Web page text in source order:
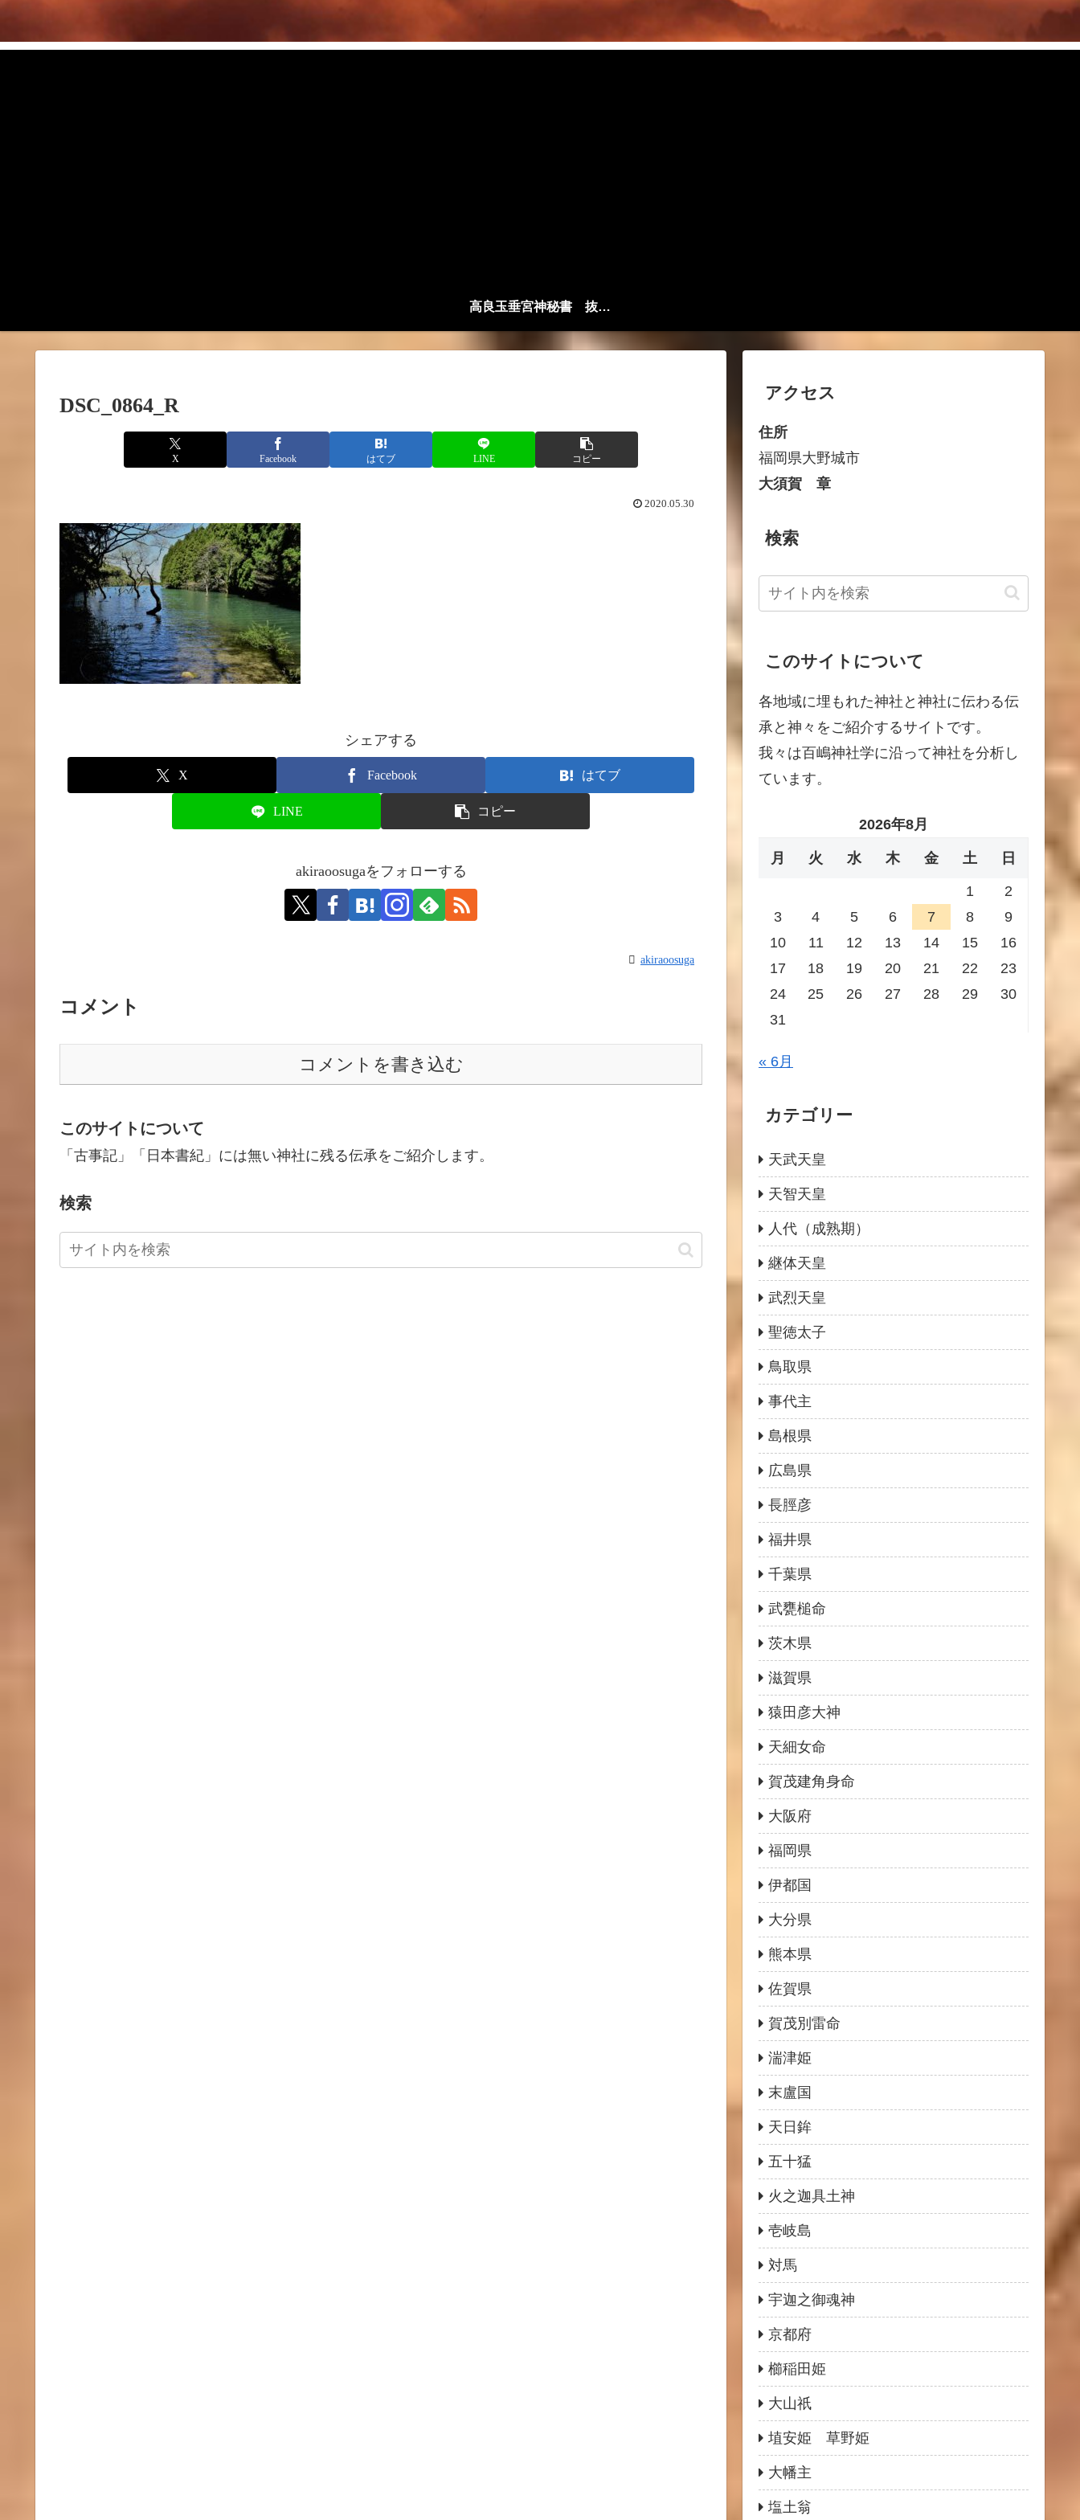
高良玉垂宮神秘書 抜粋解説編
DSC_0864_R
X Facebook はてブ LINE コピー
2020.05.30
シェアする
X Facebook はてブ
LINE コピー
akiraoosugaをフォローする
akiraoosuga
コメント
コメントを書き込む
このサイトについて
「古事記」「日本書紀」には無い神社に残る伝承をご紹介します。
検索
アクセス
住所
福岡県大野城市
大須賀 章
検索
このサイトについて
各地域に埋もれた神社と神社に伝わる伝
承と神々をご紹介するサイトです。
我々は百嶋神社学に沿って神社を分析し
ています。
2026年8月
月 火 水 木 金 土 日
1
2
3
4 5 6 7 8
9
10
11 12 13 14 15
16
17
18 19 20 21 22
23
24
25 26 27 28 29
30
31
« 6月
カテゴリー
天武天皇
天智天皇
人代（成熟期）
継体天皇
武烈天皇
聖徳太子
鳥取県
事代主
島根県
広島県
長脛彦
福井県
千葉県
武甕槌命
茨木県
滋賀県
猿田彦大神
天細女命
賀茂建角身命
大阪府
福岡県
伊都国
大分県
熊本県
佐賀県
賀茂別雷命
湍津姫
末盧国
天日鉾
五十猛
火之迦具土神
壱岐島
対馬
宇迦之御魂神
京都府
櫛稲田姫
大山祇
埴安姫 草野姫
大幡主
塩土翁